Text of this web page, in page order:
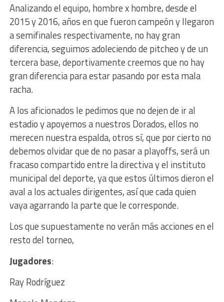
Analizando el equipo, hombre x hombre, desde el
2015 y 2016, años en que fueron campeón y llegaron
a semifinales respectivamente, no hay gran
diferencia, seguimos adoleciendo de pitcheo y de un
tercera base, deportivamente creemos que no hay
gran diferencia para estar pasando por esta mala
racha.
A los aficionados le pedimos que no dejen de ir al
estadio y apoyemos a nuestros Dorados, ellos no
merecen nuestra espalda, otros sí, que por cierto no
debemos olvidar que de no pasar a playoffs, será un
fracaso compartido entre la directiva y el instituto
municipal del deporte, ya que estos últimos dieron el
aval a los actuales dirigentes, así que cada quien
vaya agarrando la parte que le corresponde.
Los que supuestamente no verán más acciones en el
resto del torneo,
Jugadores:
Ray Rodríguez